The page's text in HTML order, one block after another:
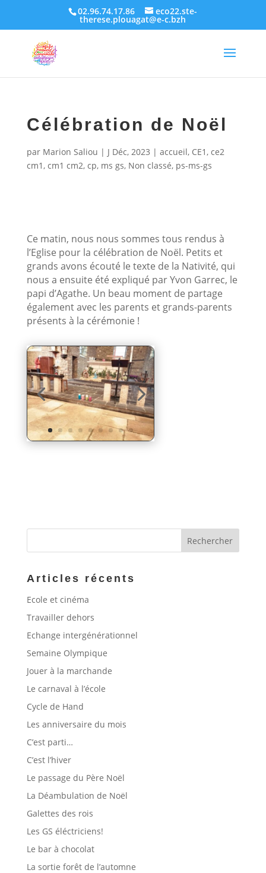
02.96.74.17.86 eco22.ste-
therese.plouagat@e-c.bzh
Célébration de Noël
par Marion Saliou | J Déc, 2023 | accueil, CE1, ce2
cm1, cm1 cm2, cp, ms gs, Non classé, ps-ms-gs
Ce matin, nous nous sommes tous rendus à
l’Eglise pour la célébration de Noël. Petits et
grands avons écouté le texte de la Nativité, qui
nous a ensuite été expliqué par Yvon Garrec, le
papi d’Agathe. Un beau moment de partage
également avec les parents et grands-parents
présents à la cérémonie !
Articles récents
Ecole et cinéma
Travailler dehors
Echange intergénérationnel
Semaine Olympique
Jouer à la marchande
Le carnaval à l’école
Cycle de Hand
Les anniversaire du mois
C’est parti…
C’est l’hiver
Le passage du Père Noël
La Déambulation de Noël
Galettes des rois
Les GS éléctriciens!
Le bar à chocolat
La sortie forêt de l’automne